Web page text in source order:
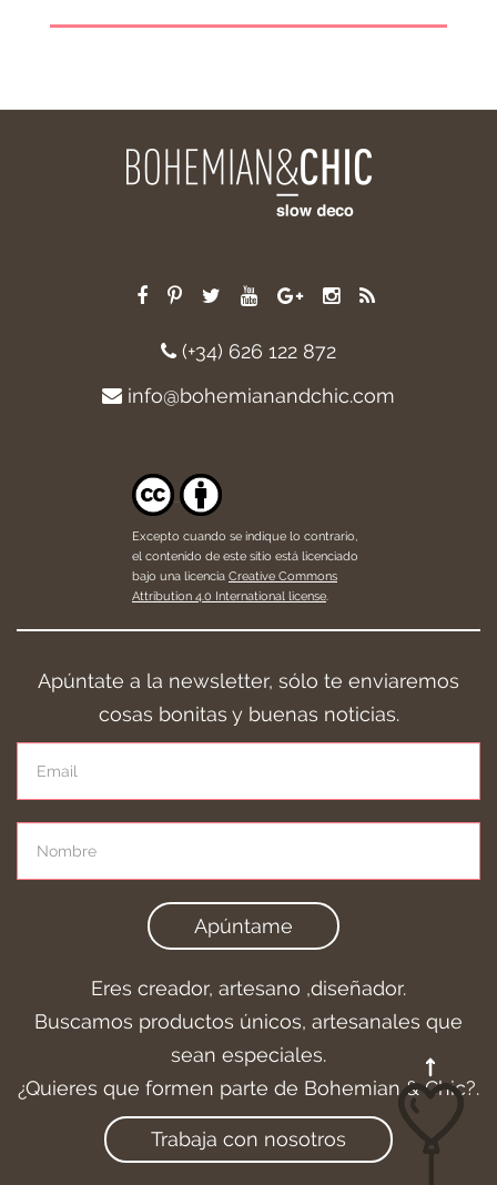
(+34) 626 122 872
info@bohemianandchic.com
Excepto cuando se indique lo contrario,
el contenido de este sitio está licenciado
bajo una licencia Creative Commons
Attribution 4.0 International license.
Apúntate a la newsletter, sólo te enviaremos
cosas bonitas y buenas noticias.
Apúntame
Eres creador, artesano ,diseñador.
Buscamos productos únicos, artesanales que
sean especiales.
¿Quieres que formen parte de Bohemian & Chic?.
Trabaja con nosotros